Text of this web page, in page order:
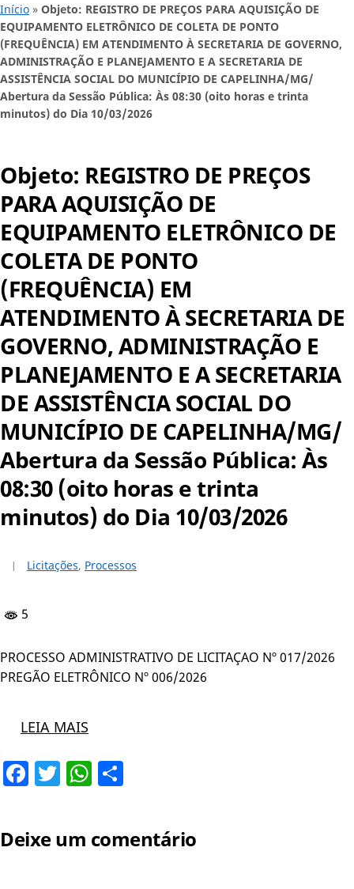
Início » Objeto: REGISTRO DE PREÇOS PARA AQUISIÇÃO DE
EQUIPAMENTO ELETRÔNICO DE COLETA DE PONTO
(FREQUÊNCIA) EM ATENDIMENTO À SECRETARIA DE GOVERNO,
ADMINISTRAÇÃO E PLANEJAMENTO E A SECRETARIA DE
ASSISTÊNCIA SOCIAL DO MUNICÍPIO DE CAPELINHA/MG/
Abertura da Sessão Pública: Às 08:30 (oito horas e trinta
minutos) do Dia 10/03/2026
Objeto: REGISTRO DE PREÇOS
PARA AQUISIÇÃO DE
EQUIPAMENTO ELETRÔNICO DE
COLETA DE PONTO
(FREQUÊNCIA) EM
ATENDIMENTO À SECRETARIA DE
GOVERNO, ADMINISTRAÇÃO E
PLANEJAMENTO E A SECRETARIA
DE ASSISTÊNCIA SOCIAL DO
MUNICÍPIO DE CAPELINHA/MG/
Abertura da Sessão Pública: Às
08:30 (oito horas e trinta
minutos) do Dia 10/03/2026
Licitações, Processos
5
PROCESSO ADMINISTRATIVO DE LICITAÇAO Nº 017/2026
PREGÃO ELETRÔNICO Nº 006/2026
LEIA MAIS
Facebook
TwitterWhatsApp
Deixe um comentário